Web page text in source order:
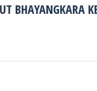
BHAYANGKARA